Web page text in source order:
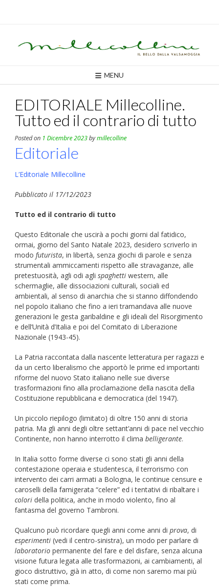
MENU
EDITORIALE Millecolline.
Tutto ed il contrario di tutto
Posted on 1 Dicembre 2023bymillecolline
Editoriale
L’Editoriale Millecolline
Pubblicato il 17/12/2023
Tutto ed il contrario di tutto
Questo Editoriale che uscirà a pochi giorni dal fatidico,
ormai, giorno del Santo Natale 2023, desidero scriverlo in
modo futurista, in libertà, senza giochi di parole e senza
strumentali ammiccamenti rispetto alle stravaganze, alle
pretestuosità, agli odi agli spaghetti western, alle
schermaglie, alle dissociazioni culturali, sociali ed
ambientali, al senso di anarchia che si stanno diffondendo
nel popolo italiano che fino a ieri tramandava alle nuove
generazioni le gesta garibaldine e gli ideali del Risorgimento
e dell’Unità d’Italia e poi del Comitato di Liberazione
Nazionale (1943-45).
La Patria raccontata dalla nascente letteratura per ragazzi e
da un certo liberalismo che apportò le prime ed importanti
riforme del nuovo Stato italiano nelle sue diverse
trasformazioni fino alla proclamazione della nascita della
Costituzione repubblicana e democratica (del 1947).
Un piccolo riepilogo (limitato) di oltre 150 anni di storia
patria. Ma gli anni degli oltre settant’anni di pace nel vecchio
Continente, non hanno interrotto il clima belligerante.
In Italia sotto forme diverse ci sono stati gli anni della
contestazione operaia e studentesca, il terrorismo con
intervento dei carri armati a Bologna, le continue censure e
caroselli della famigerata “celere” ed i tentativi di ribaltare i
colori della politica, anche in modo violento, fino al
fantasma del governo Tambroni.
Qualcuno può ricordare quegli anni come anni di prova, di
esperimenti (vedi il centro-sinistra), un modo per parlare di
laboratorio permanente del fare e del disfare, senza alcuna
visione futura legata alle trasformazioni, ai cambiamenti, al
gioco distruttivo, già in atto, di come non saremo mai più
stati come prima.